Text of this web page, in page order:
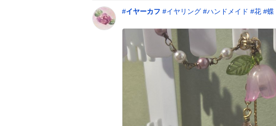
#イヤーカフ #イヤリング #ハンドメイド #花 #蝶